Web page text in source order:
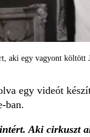
aki egy vagyont
egy videót
ban.
Aki cirkuszt